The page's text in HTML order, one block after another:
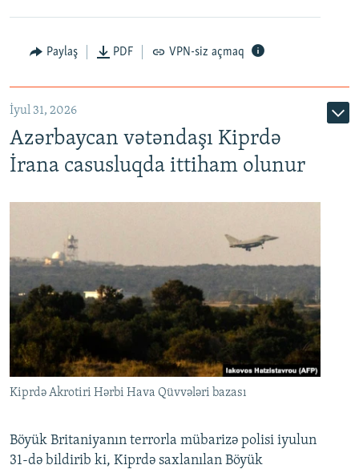
Paylaş PDF VPN-siz açmaq
İyul 31, 2026
Azərbaycan vətəndaşı Kiprdə
İrana casusluqda ittiham olunur
Kiprdə Akrotiri Hərbi Hava Qüvvələri bazası
Böyük Britaniyanın terrorla mübarizə polisi iyulun
31-də bildirib ki, Kiprdə saxlanılan Böyük